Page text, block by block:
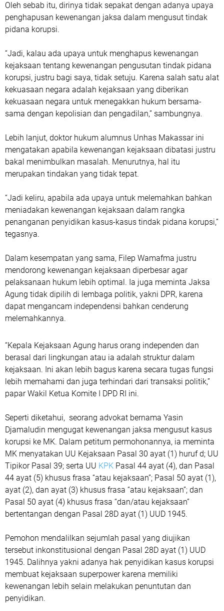
Oleh sebab itu, dirinya tidak sepakat dengan adanya upaya
penghapusan kewenangan jaksa dalam mengusut tindak
pidana korupsi.
“Jadi, kalau ada upaya untuk menghapus kewenangan
kejaksaan tentang kewenangan pengusutan tindak pidana
korupsi, justru bagi saya, tidak setuju. Karena salah satu alat
kekuasaan negara adalah kejaksaan yang diberikan
kekuasaan negara untuk menegakkan hukum bersama-
sama dengan kepolisian dan pengadilan,” sambungnya.
Lebih lanjut, doktor hukum alumnus Unhas Makassar ini
mengatakan apabila kewenangan kejaksaan dibatasi justru
bakal menimbulkan masalah. Menurutnya, hal itu
merupakan tindakan yang tidak tepat.
“Jadi keliru, apabila ada upaya untuk melemahkan bahkan
meniadakan kewenangan kejaksaan dalam rangka
penanganan penyidikan kasus-kasus tindak pidana korupsi,”
tegasnya.
Dalam kesempatan yang sama, Filep Wamafma justru
mendorong kewenangan kejaksaan diperbesar agar
pelaksanaan hukum lebih optimal. Ia juga meminta Jaksa
Agung tidak dipilih di lembaga politik, yakni DPR, karena
dapat mengancam independensi bahkan cenderung
melemahkannya.
“Kepala Kejaksaan Agung harus orang independen dan
berasal dari lingkungan atau ia adalah struktur dalam
kejaksaan. Ini akan lebih bagus karena secara tugas fungsi
lebih memahami dan juga terhindari dari transaksi politik,”
papar Wakil Ketua Komite I DPD RI ini.
Seperti diketahui, seorang advokat bernama Yasin
Djamaludin mengugat kewenangan jaksa mengusut kasus
korupsi ke MK. Dalam petitum permohonannya, ia meminta
MK menyatakan UU Kejaksaan Pasal 30 ayat (1) huruf d; UU
Tipikor Pasal 39; serta UU KPK Pasal 44 ayat (4), dan Pasal
44 ayat (5) khusus frasa “atau kejaksaan”; Pasal 50 ayat (1),
ayat (2), dan ayat (3) khusus frasa “atau kejaksaan”; dan
Pasal 50 ayat (4) khusus frasa “dan/atau kejaksaan”
bertentangan dengan Pasal 28D ayat (1) UUD 1945.
Pemohon mendalilkan sejumlah pasal yang diujikan
tersebut inkonstitusional dengan Pasal 28D ayat (1) UUD
1945. Dalihnya yakni adanya hak penyidikan kasus korupsi
membuat kejaksaan superpower karena memiliki
kewenangan lebih selain melakukan penuntutan dan
penyidikan.